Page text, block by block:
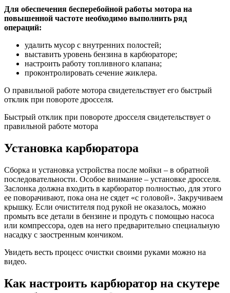
Для обеспечения бесперебойной работы мотора на
повышенной частоте необходимо выполнить ряд
операций:
удалить мусор с внутренних полостей;
выставить уровень бензина в карбюраторе;
настроить работу топливного клапана;
проконтролировать сечение жиклера.
О правильной работе мотора свидетельствует его быстрый
отклик при повороте дросселя.
Быстрый отклик при повороте дросселя свидетельствует о
правильной работе мотора
Установка карбюратора
Сборка и установка устройства после мойки – в обратной
последовательности. Особое внимание – установке дросселя.
Заслонка должна входить в карбюратор полностью, для этого
ее поворачивают, пока она не сядет «с головой». Закручиваем
крышку. Если очистителя под рукой не оказалось, можно
промыть все детали в бензине и продуть с помощью насоса
или компрессора, одев на него предварительно специальную
насадку с заостренным кончиком.
Увидеть весть процесс очистки своими руками можно на
видео.
Как настроить карбюратор на скутере